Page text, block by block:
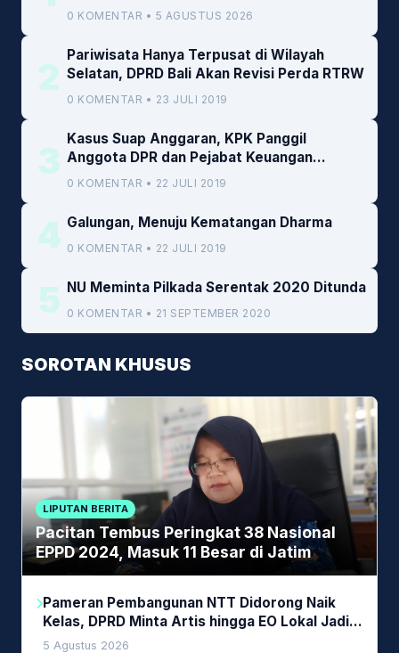
0 KOMENTAR • 5 AGUSTUS 2026
2
Pariwisata Hanya Terpusat di Wilayah
Selatan, DPRD Bali Akan Revisi Perda RTRW
0 KOMENTAR • 23 JULI 2019
3
Kasus Suap Anggaran, KPK Panggil
Anggota DPR dan Pejabat Keuangan
Kemenkeu
0 KOMENTAR • 22 JULI 2019
4 Galungan, Menuju Kematangan Dharma
0 KOMENTAR • 22 JULI 2019
5 NU Meminta Pilkada Serentak 2020 Ditunda
0 KOMENTAR • 21 SEPTEMBER 2020
SOROTAN KHUSUS
LIPUTAN BERITA
Pacitan Tembus Peringkat 38 Nasional
EPPD 2024, Masuk 11 Besar di Jatim
Pameran Pembangunan NTT Didorong Naik
Kelas, DPRD Minta Artis hingga EO Lokal Jadi
Prioritas
5 Agustus 2026